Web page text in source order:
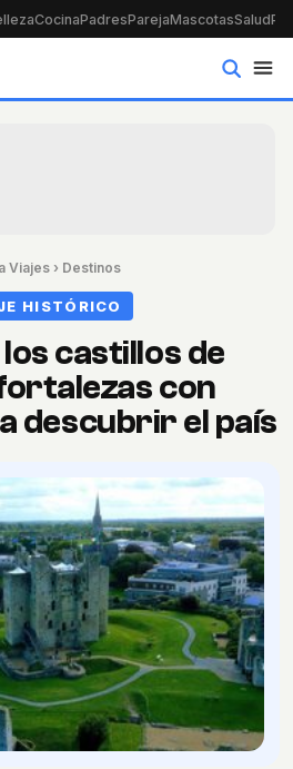
CocinaPadresParejaMascotasSalud
Viajes› Destinos
HISTÓRICO
castillos de
con
descubrir el país